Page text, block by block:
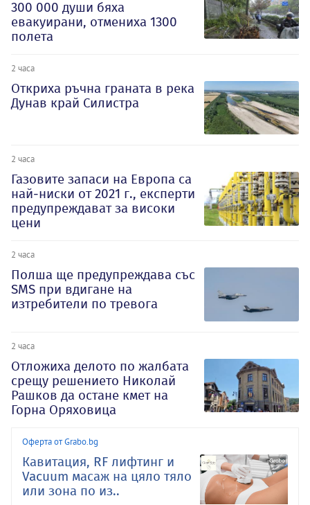
300 000 души бяха
евакуирани, отмениха 1300
полета
2 часа
Откриха ръчна граната в река
Дунав край Силистра
2 часа
Газовите запаси на Европа са
най-ниски от 2021 г., експерти
предупреждават за високи
цени
2 часа
Полша ще предупреждава със
SMS при вдигане на
изтребители по тревога
2 часа
Отложиха делото по жалбата
срещу решението Николай
Рашков да остане кмет на
Горна Оряховица
Оферта от Grabo.bg
Кавитация, RF лифтинг и
Vacuum масаж на цяло тяло
или зона по из..